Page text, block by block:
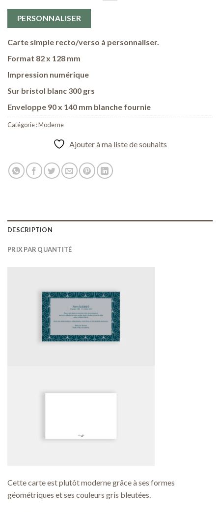
PERSONNALISER
Carte simple recto/verso à personnaliser.
Format 82 x 128 mm
Impression numérique
Sur bristol blanc 300 grs
Enveloppe 90 x 140 mm blanche fournie
Catégorie :Moderne
Ajouter à ma liste de souhaits
DESCRIPTION
PRIX PAR QUANTITÉ
Cette carte est plutôt moderne grâce à ses formes
géométriques et ses couleurs gris bleutées.